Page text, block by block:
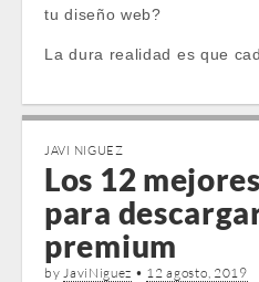
tu diseño web?
La dura realidad es que
JAVI NIGUEZ
Los 12
para
premium
byJaviNiguez • 12 agosto, 2019